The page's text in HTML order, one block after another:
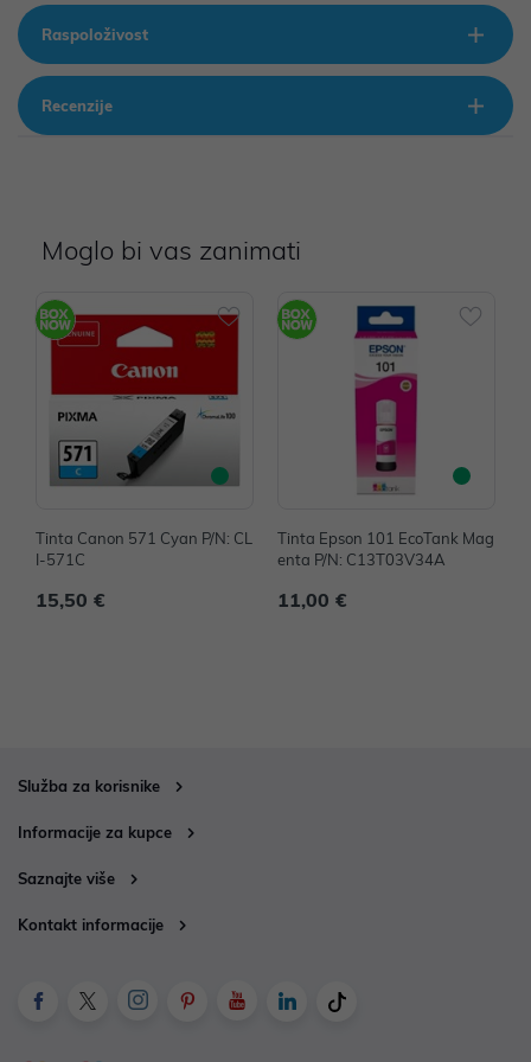
Raspoloživost
Recenzije
Moglo bi vas zanimati
Tinta Canon 571 Cyan P/N: CL
I-571C
15,50 €
Tinta Epson 101 EcoTank Mag
enta P/N: C13T03V34A
11,00 €
Služba za korisnike
Informacije za kupce
Saznajte više
Kontakt informacije